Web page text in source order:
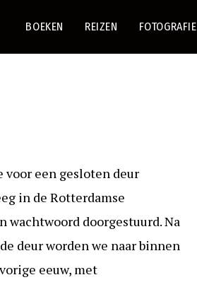
BOEKEN REIZEN FOTOGRAFIE
voor een gesloten deur
in de Rotterdamse
doorgestuurd. Na
deur worden we naar binnen
eeuw, met